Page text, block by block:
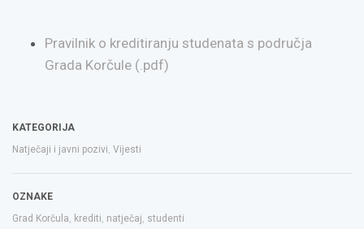
Pravilnik o kreditiranju studenata s područja
Grada Korčule (.pdf)
KATEGORIJA
Natječaji i javni pozivi Vijesti
OZNAKE
Grad Korčula
krediti natječaj studenti